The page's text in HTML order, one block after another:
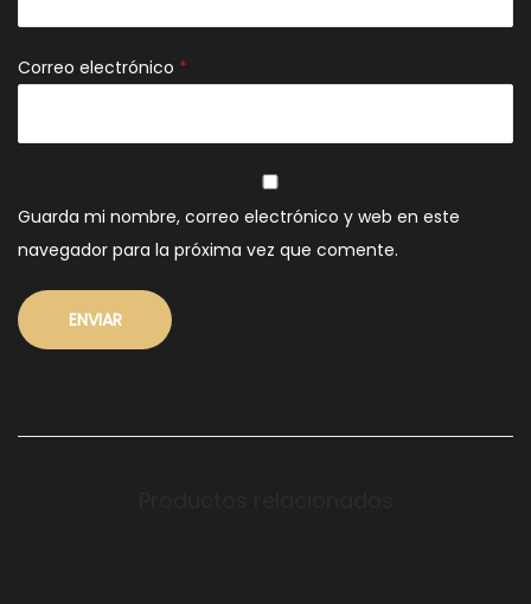
Correo electrónico *
Guarda mi nombre, correo electrónico y web en este
navegador para la próxima vez que comente.